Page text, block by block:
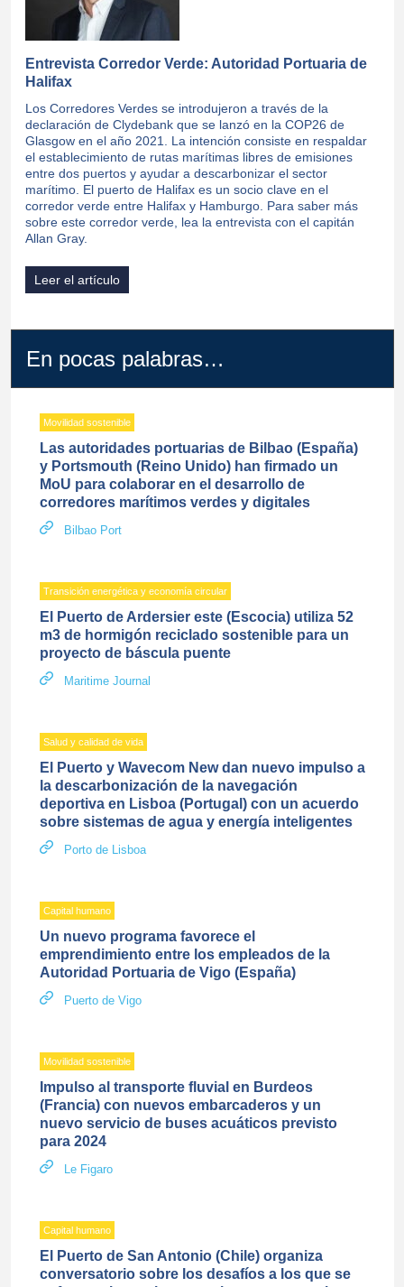
Entrevista Corredor Verde: Autoridad Portuaria de
Halifax
Los Corredores Verdes se introdujeron a través de la
declaración de Clydebank que se lanzó en la COP26 de
Glasgow en el año 2021. La intención consiste en respaldar
el establecimiento de rutas marítimas libres de emisiones
entre dos puertos y ayudar a descarbonizar el sector
marítimo. El puerto de Halifax es un socio clave en el
corredor verde entre Halifax y Hamburgo. Para saber más
sobre este corredor verde, lea la entrevista con el capitán
Allan Gray.
Leer el artículo
En pocas palabras…
Movilidad sostenible
Las autoridades portuarias de Bilbao (España)
y Portsmouth (Reino Unido) han firmado un
MoU para colaborar en el desarrollo de
corredores marítimos verdes y digitales
Bilbao Port
Transición energética y economía circular
El Puerto de Ardersier este (Escocia) utiliza 52
m3 de hormigón reciclado sostenible para un
proyecto de báscula puente
Maritime Journal
Salud y calidad de vida
El Puerto y Wavecom New dan nuevo impulso a
la descarbonización de la navegación
deportiva en Lisboa (Portugal) con un acuerdo
sobre sistemas de agua y energía inteligentes
Porto de Lisboa
Capital humano
Un nuevo programa favorece el
emprendimiento entre los empleados de la
Autoridad Portuaria de Vigo (España)
Puerto de Vigo
Movilidad sostenible
Impulso al transporte fluvial en Burdeos
(Francia) con nuevos embarcaderos y un
nuevo servicio de buses acuáticos previsto
para 2024
Le Figaro
Capital humano
El Puerto de San Antonio (Chile) organiza
conversatorio sobre los desafíos a los que se